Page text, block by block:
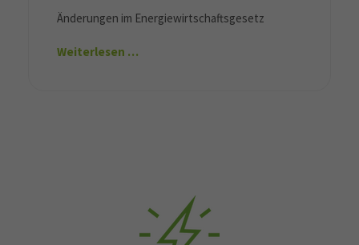
Änderungen im Energiewirtschaftsgesetz
Weiterlesen …